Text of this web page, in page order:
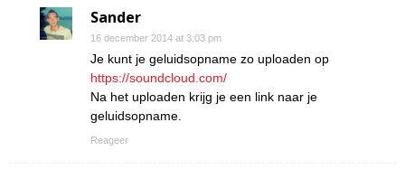
Sander
16 december 2014 at 3:03 pm
Je kunt je geluidsopname zo uploaden op
https://soundcloud.com/
Na het uploaden krijg je een link naar je
geluidsopname.
Reageer